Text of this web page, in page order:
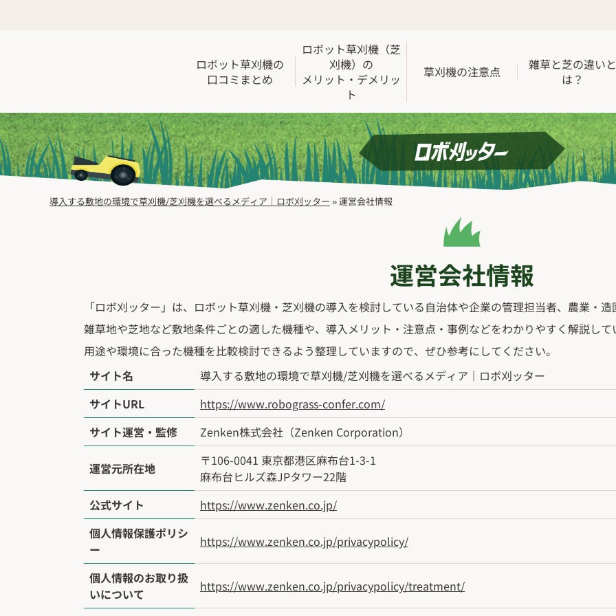
ロボット草刈機の
口コミまとめ
ロボット草刈機（芝
刈機）の
メリット・デメリッ
ト
草刈機の注意点
雑草と芝の違い
は？
導入する敷地の環境で草刈機/芝刈機を選べるメディア｜ロボ刈ッター »運営会社情報
運営会社情報
「ロボ刈ッター」は、ロボット草刈機・芝刈機の導入を検討している自治体や企業の管理担当者、農業・
雑草地や芝地など敷地条件ごとの適した機種や、導入メリット・注意点・事例などをわかりやすく解説して
用途や環境に合った機種を比較検討できるよう整理していますので、ぜひ参考にしてください。
サイト名
導入する敷地の環境で草刈機/芝刈機を選べるメディア｜ロボ刈ッター
サイトURL
https://www.robograss-confer.com/
サイト運営・監修
Zenken株式会社（Zenken Corporation）
運営元所在地
〒106-0041 東京都港区麻布台1-3-1
麻布台ヒルズ森JPタワー22階
公式サイト
https://www.zenken.co.jp/
個人情報保護ポリシ
ー
https://www.zenken.co.jp/privacypolicy/
個人情報のお取り扱
いについて
https://www.zenken.co.jp/privacypolicy/treatment/